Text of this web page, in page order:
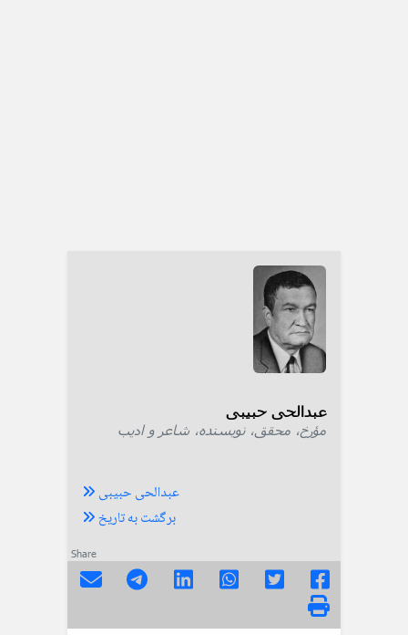
عبدالحی حبیبی
مؤرخ، محقق، نویسنده، شاعر و ادیب
عبدالحی حبیبی
برگشت به تاریخ
Share